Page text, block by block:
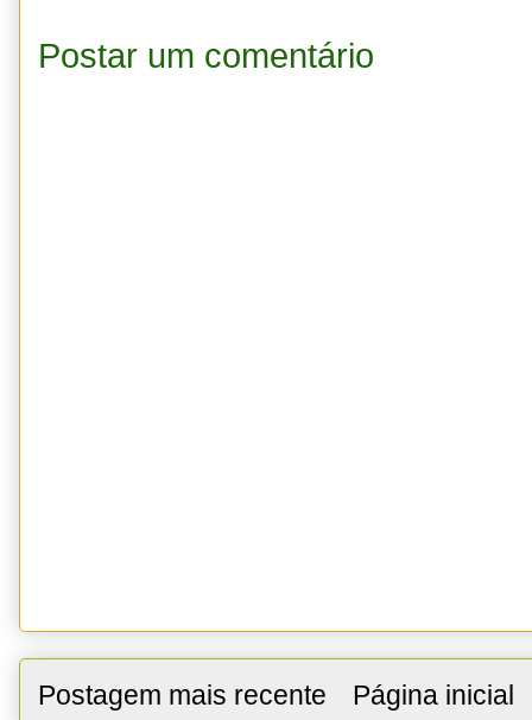
Postar um comentário
Postagem mais recente Página inicial